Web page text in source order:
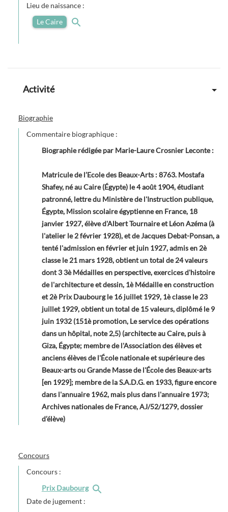
Lieu de naissance :
Le Caire
Activité
Biographie
Commentaire biographique :
Biographie rédigée par Marie-Laure Crosnier Leconte:
Matricule de l’Ecole des Beaux-Arts : 8763. Mostafa
Shafey, né au Caire (Égypte) le 4 août 1904, étudiant
patronné, lettre du Ministère de l'Instruction publique,
Égypte, Mission scolaire égyptienne en France, 18
janvier 1927, élève d'Albert Tournaire et Léon Azéma (à
l'atelier le 2 février 1928), et de Jacques Debat-Ponsan, a
tenté l'admission en février et juin 1927, admis en 2è
classe le 21 mars 1928, obtient un total de 24 valeurs
dont 3 3è Médailles en perspective, exercices d'histoire
de l'architecture et dessin, 1è Médaille en construction
et 2è Prix Daubourg le 16 juillet 1929, 1è classe le 23
juillet 1929, obtient un total de 15 valeurs, diplômé le 9
juin 1932 (151è promotion, Le service des opérations
dans un hôpital, note 2,5) (architecte au Caire, puis à
Giza, Égypte; membre de l'Association des élèves et
anciens élèves de l'École nationale et supérieure des
Beaux-arts ou Grande Masse de l'École des Beaux-arts
[en 1929]; membre de la S.A.D.G. en 1933, figure encore
dans l'annuaire 1962, mais plus dans l'annuaire 1973;
Archives nationales de France, AJ/52/1279, dossier
d’élève)
Concours
Concours :
Prix Daubourg
Date de jugement :